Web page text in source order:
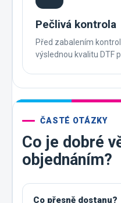
Pečlivá kontrola
Před zabalením
výslednou kvalitu DTF
ČASTÉ OTÁZKY
Co je dobré
objednáním?
Co přesně dostanu?